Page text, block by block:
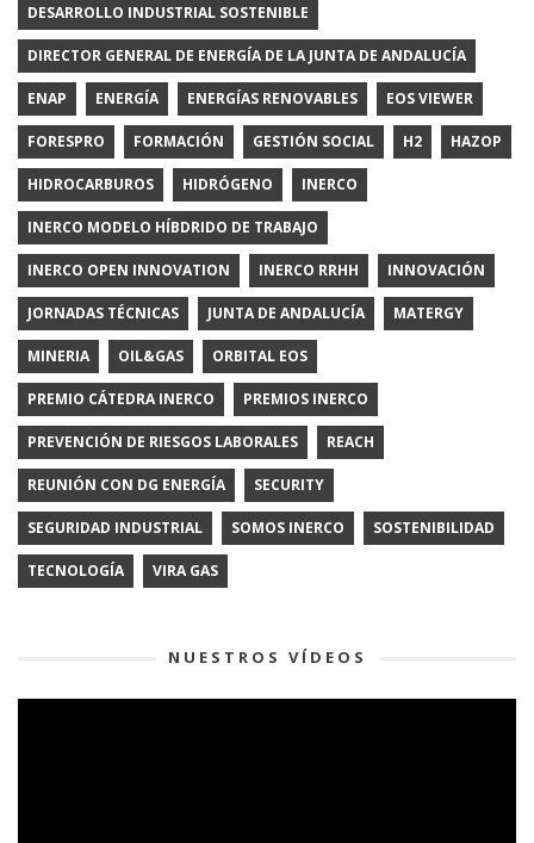
DESARROLLO INDUSTRIAL SOSTENIBLE
DIRECTOR GENERAL DE ENERGÍA DE LA JUNTA DE ANDALUCÍA
ENAP ENERGÍA ENERGÍAS RENOVABLES EOS VIEWER
FORESPRO FORMACIÓN GESTIÓN SOCIAL H2 HAZOP
HIDROCARBUROS HIDRÓGENO INERCO
INERCO MODELO HÍBDRIDO DE TRABAJO
INERCO OPEN INNOVATION INERCO RRHH INNOVACIÓN
JORNADAS TÉCNICAS JUNTA DE ANDALUCÍA MATERGY
MINERIA OIL&GAS ORBITAL EOS
PREMIO CÁTEDRA INERCO PREMIOS INERCO
PREVENCIÓN DE RIESGOS LABORALES REACH
REUNIÓN CON DG ENERGÍA SECURITY
SEGURIDAD INDUSTRIAL SOMOS INERCO SOSTENIBILIDAD
TECNOLOGÍA VIRA GAS
NUESTROS VÍDEOS